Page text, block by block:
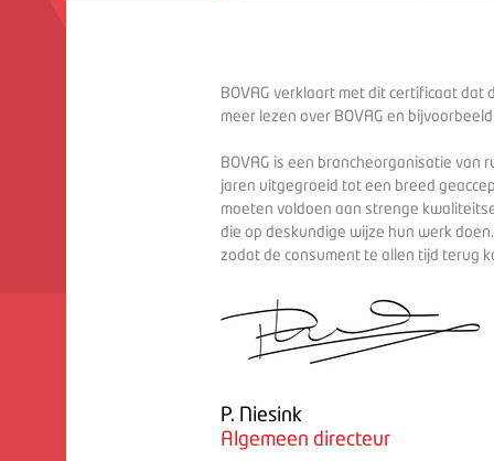
BOVAG verklaart met dit certificaat dat
meer lezen over BOVAG en
BOVAG is een brancheorganisatie van
jaren uitgegroeid tot een breed
moeten voldoen aan strenge
die op deskundige wijze hun werk
zodat de consument te allen tijd terug
P. Niesink
Algemeen directeur